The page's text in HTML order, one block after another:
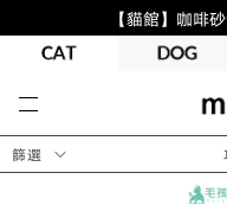
【貓館】咖啡
篩選